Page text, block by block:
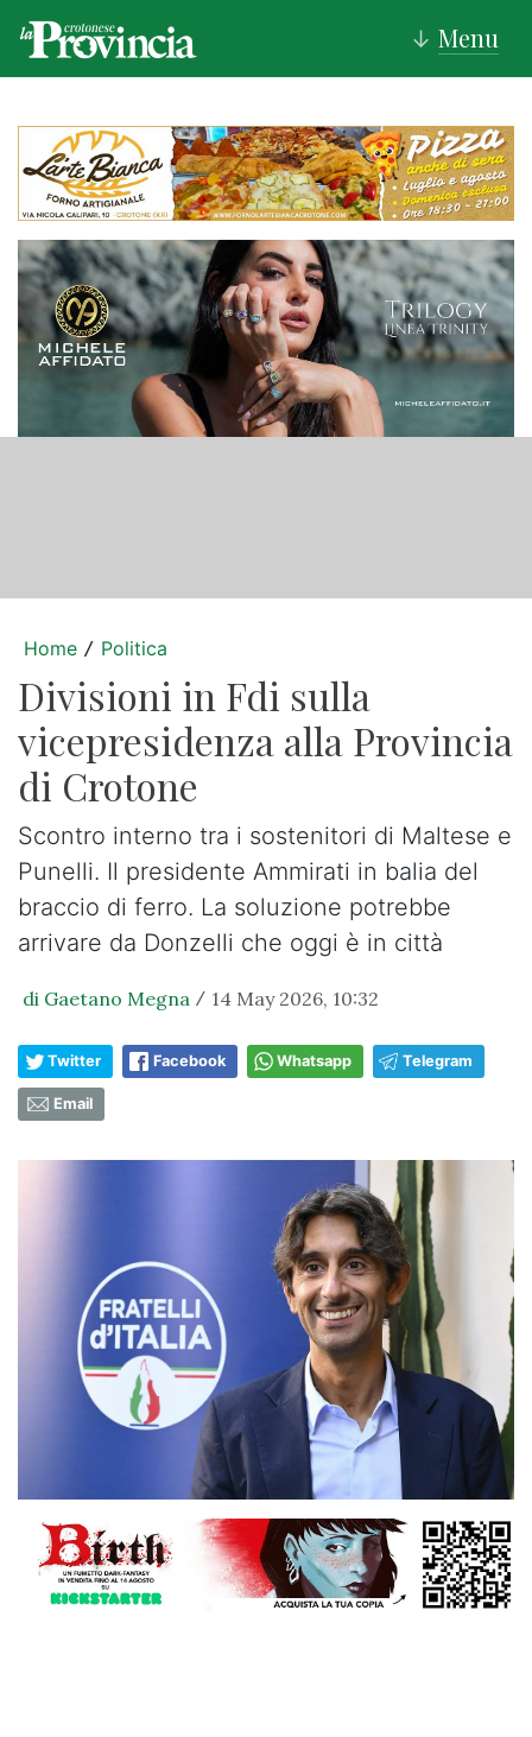
↓ Menu
Home / Politica
Divisioni in Fdi sulla
vicepresidenza alla Provincia
di Crotone
Scontro interno tra i sostenitori di Maltese e
Punelli. Il presidente Ammirati in balia del
braccio di ferro. La soluzione potrebbe
arrivare da Donzelli che oggi è in città
di Gaetano Megna / 14 May 2026, 10:32
Twitter Facebook Whatsapp Telegram
Email